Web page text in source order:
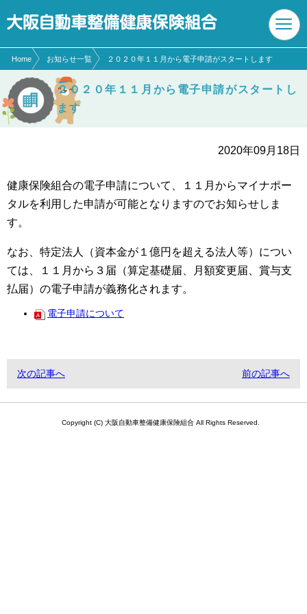
Home お知らせ一覧 ２０２０年１１月から電子申請がスタートします
２０２０年１１月から電子申請がスタートし
ます
2020年09月18日
健康保険組合の電子申請について、１１月からマイナポー
タルを利用した申請が可能となりますのでお知らせしま
す。
なお、特定法人（資本金が１億円を超える法人等）につい
ては、１１月から３届（算定基礎届、月額変更届、賞与支
払届）の電子申請が義務化されます。
電子申請について
次の記事へ 前の記事へ
Copyright (C) 大阪自動車整備健康保険組合 All Rights Reserved.